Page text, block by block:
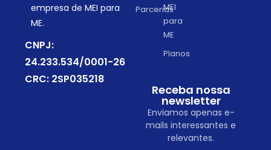
empresa de MEI para
ME.
CNPJ:
24.233.534/0001-26
CRC: 2SP035218
Parcerias
MEI
para
ME
Planos
Receba nossa
newsletter
Enviamos apenas e-
mails interessantes e
relevantes.